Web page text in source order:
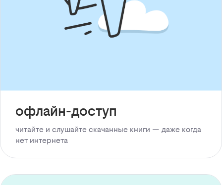
офлайн-доступ
читайте и слушайте скачанные книги — даже когда
нет интернета